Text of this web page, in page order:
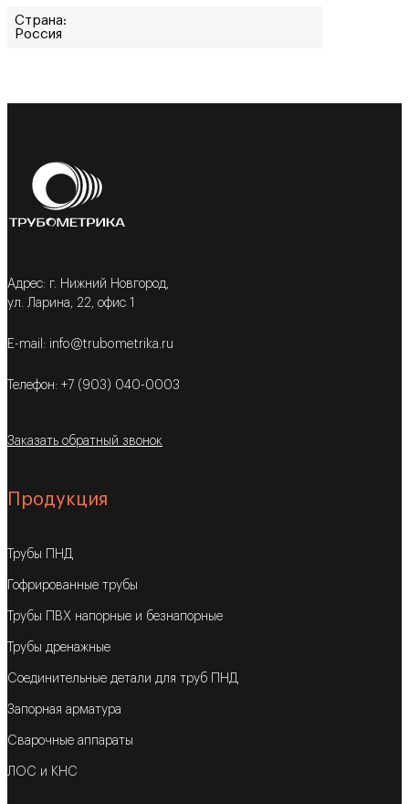
Страна:
Россия
Адрес: г. Нижний Новгород,
ул. Ларина, 22, офис 1
E-mail: info@trubometrika.ru
Телефон: +7 (903) 040-0003
Заказать обратный звонок
Продукция
Трубы ПНД
Гофрированные трубы
Трубы ПВХ напорные и безнапорные
Трубы дренажные
Соединительные детали для труб ПНД
Запорная арматура
Сварочные аппараты
ЛОС и КНС